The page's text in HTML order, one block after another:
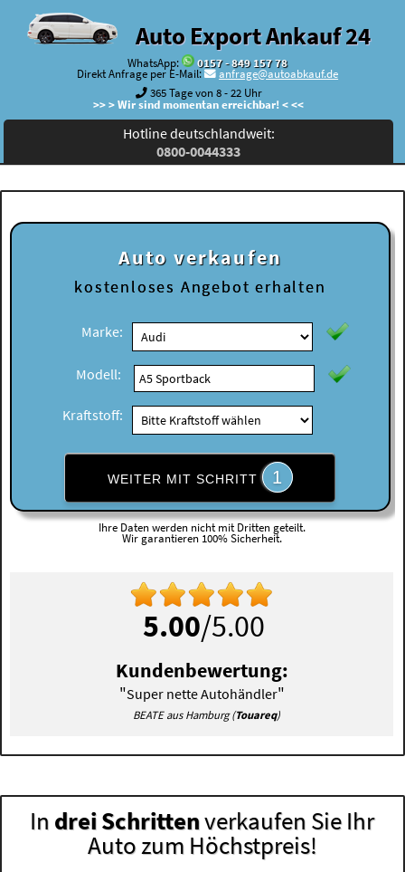
Auto Export Ankauf 24
WhatsApp:
0157 - 849 157 78
Direkt Anfrage per E-Mail:
anfrage@autoabkauf.de
365 Tage von 8 - 22 Uhr
>> > Wir sind momentan erreichbar! < <<
Hotline deutschlandweit:
0800-0044333
Auto verkaufen
kostenloses Angebot erhalten
Marke:
Modell:
Kraftstoff:
WEITER MIT SCHRITT 1
Ihre Daten werden nicht mit Dritten geteilt.
Wir garantieren 100% Sicherheit.
5.00/5.00
Kundenbewertung:
"Super nette Autohändler"
BEATE aus Hamburg (Touareq)
In drei Schrittenverkaufen Sie Ihr
Auto zum Höchstpreis!